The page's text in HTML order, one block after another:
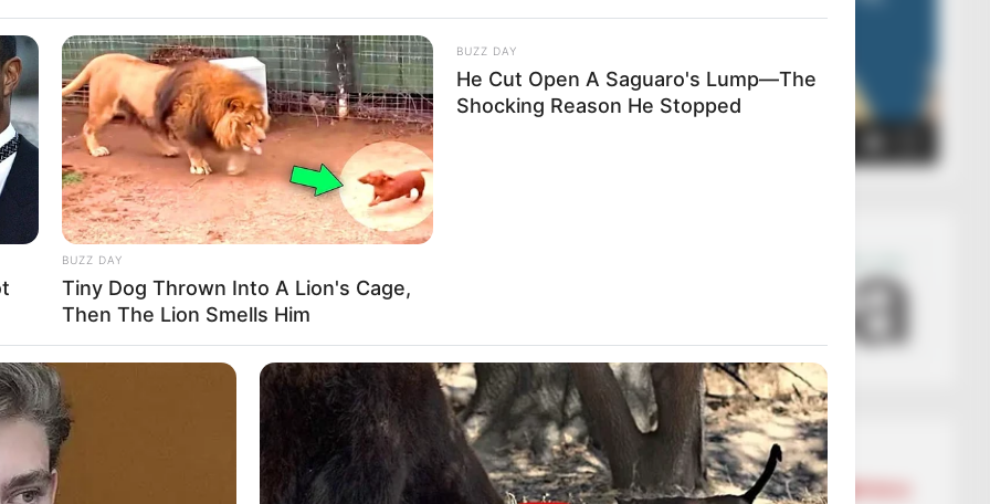
në Gjermani: Ky është vetëm
22-vjeçari u transferua këtë sezon te Verder Bremeni dhe
2019.
Lajmet më të lexuara
BALLINA BALLINA STATIKE KOMBËTARJA
BUZZ DAY
Tiny Dog Thrown Into A Lion's Cage,
Then The Lion Smells Him
BUZZ DAY
He Cut Open A Saguaro's Lump—The
Shocking Reason He Stopped